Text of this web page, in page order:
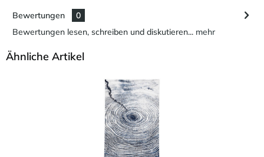
Bewertungen
0
Bewertungen lesen, schreiben und diskutieren... mehr
Ähnliche Artikel